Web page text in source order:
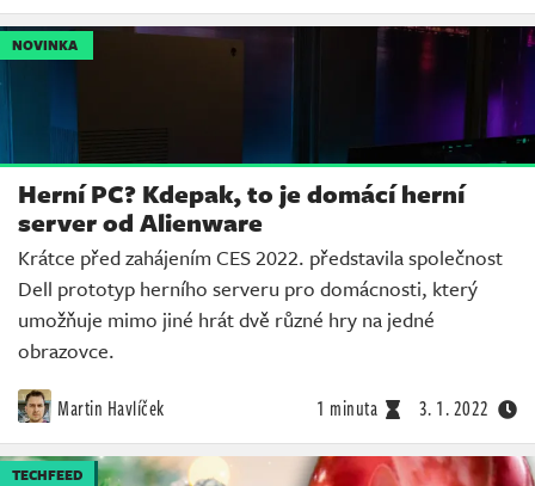
NOVINKA
Herní PC? Kdepak, to je domácí herní
server od Alienware
Krátce před zahájením CES 2022. představila společnost
Dell prototyp herního serveru pro domácnosti, který
umožňuje mimo jiné hrát dvě různé hry na jedné
obrazovce.
Martin Havlíček 1 minuta 3. 1. 2022
TECHFEED